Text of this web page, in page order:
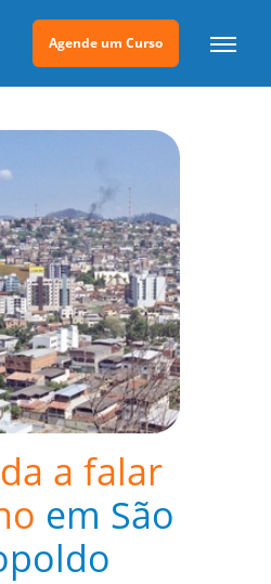
Agende um Curso
a falar
em São